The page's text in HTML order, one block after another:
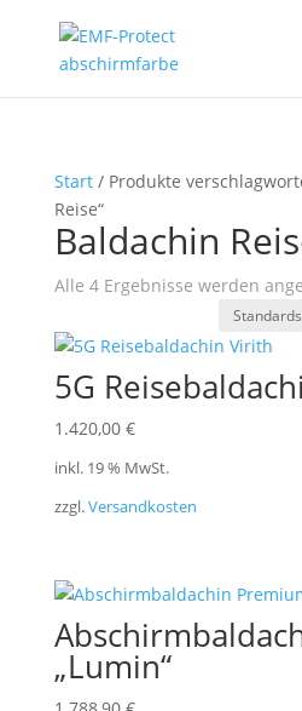
Start/ Produkte
Reise“
Baldachin
Alle 4 Ergebnisse werden
5G
1.420,00 €
inkl. 19 % MwSt.
zzgl.Versandkosten
„Lumin“